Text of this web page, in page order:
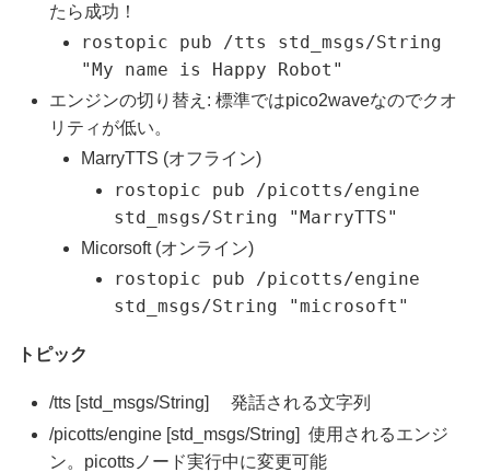
たら成功！
rostopic pub /tts std_msgs/String
"My name is Happy Robot"
エンジンの切り替え: 標準ではpico2waveなのでクオ
リティが低い。
MarryTTS (オフライン)
rostopic pub /picotts/engine
std_msgs/String "MarryTTS"
Micorsoft (オンライン)
rostopic pub /picotts/engine
std_msgs/String "microsoft"
トピック
/tts [std_msgs/String] 発話される文字列
/picotts/engine [std_msgs/String] 使用されるエンジ
ン。picottsノード実行中に変更可能